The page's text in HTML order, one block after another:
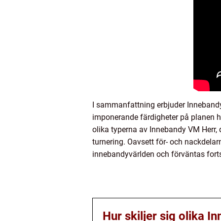
I sammanfattning erbjuder
imponerande färdigheter på planen
olika typerna av Innebandy VM
turnering. Oavsett för- och
innebandyvärlden och förväntas
Hur skiljer sig olika